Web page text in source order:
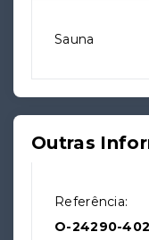
Sauna
Outras
Referência:
O-24290-